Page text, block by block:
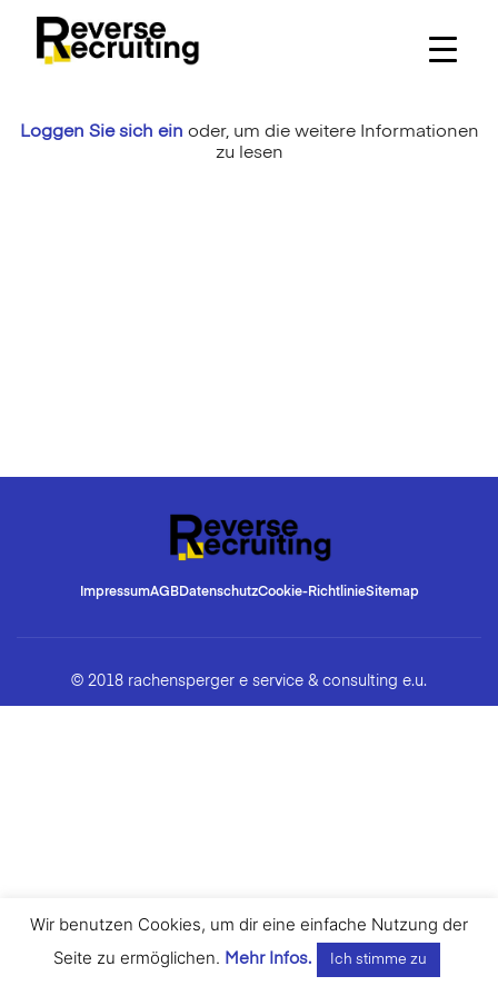
content
Loggen Sie sich ein oder, um die weitere Informationen
zu lesen
ImpressumAGBDatenschutzCookie-RichtlinieSitemap
© 2018 rachensperger e service & consulting e.u.
Wir benutzen Cookies, um dir eine einfache Nutzung der
Seite zu ermöglichen. Mehr Infos. Ich stimme zu